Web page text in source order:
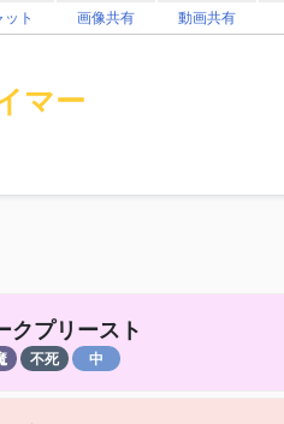
ット 画像共有 動画共有
マー
クプリースト
不死 中